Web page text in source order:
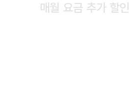
매월 요금 추가 할인